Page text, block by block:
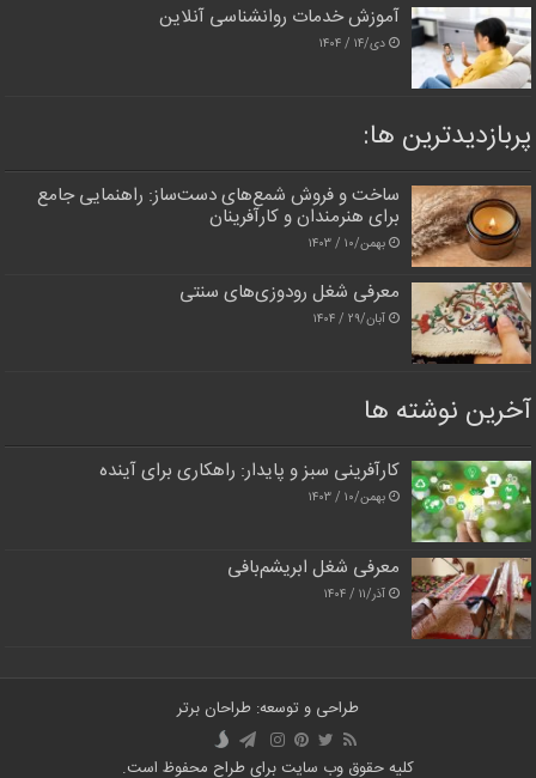
آموزش خدمات روانشناسی آنلاین
دی/۱۴ / ۱۴۰۴
پربازدیدترین‌ ها:
ساخت و فروش شمع‌های دست‌ساز: راهنمایی جامع
برای هنرمندان و کارآفرینان
بهمن/۱۰ / ۱۴۰۳
معرفی شغل رودوزی‌های سنتی
آبان/۲۹ / ۱۴۰۴
آخرین نوشته ها
کارآفرینی سبز و پایدار: راهکاری برای آینده
بهمن/۱۰ / ۱۴۰۳
معرفی شغل ابریشم‌بافی
آذر/۱۱ / ۱۴۰۴
طراحی و توسعه: طراحان برتر
کلیه حقوق وب سایت برای طراح محفوظ است.